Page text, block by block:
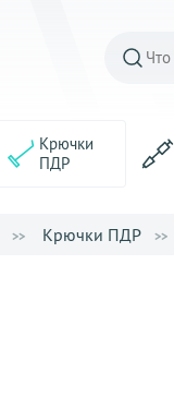
Крючки
ПДР
Крючки ПДР